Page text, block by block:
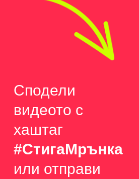
Сподели
видеото с
хаштаг
#СтигаМрънка
или отправи